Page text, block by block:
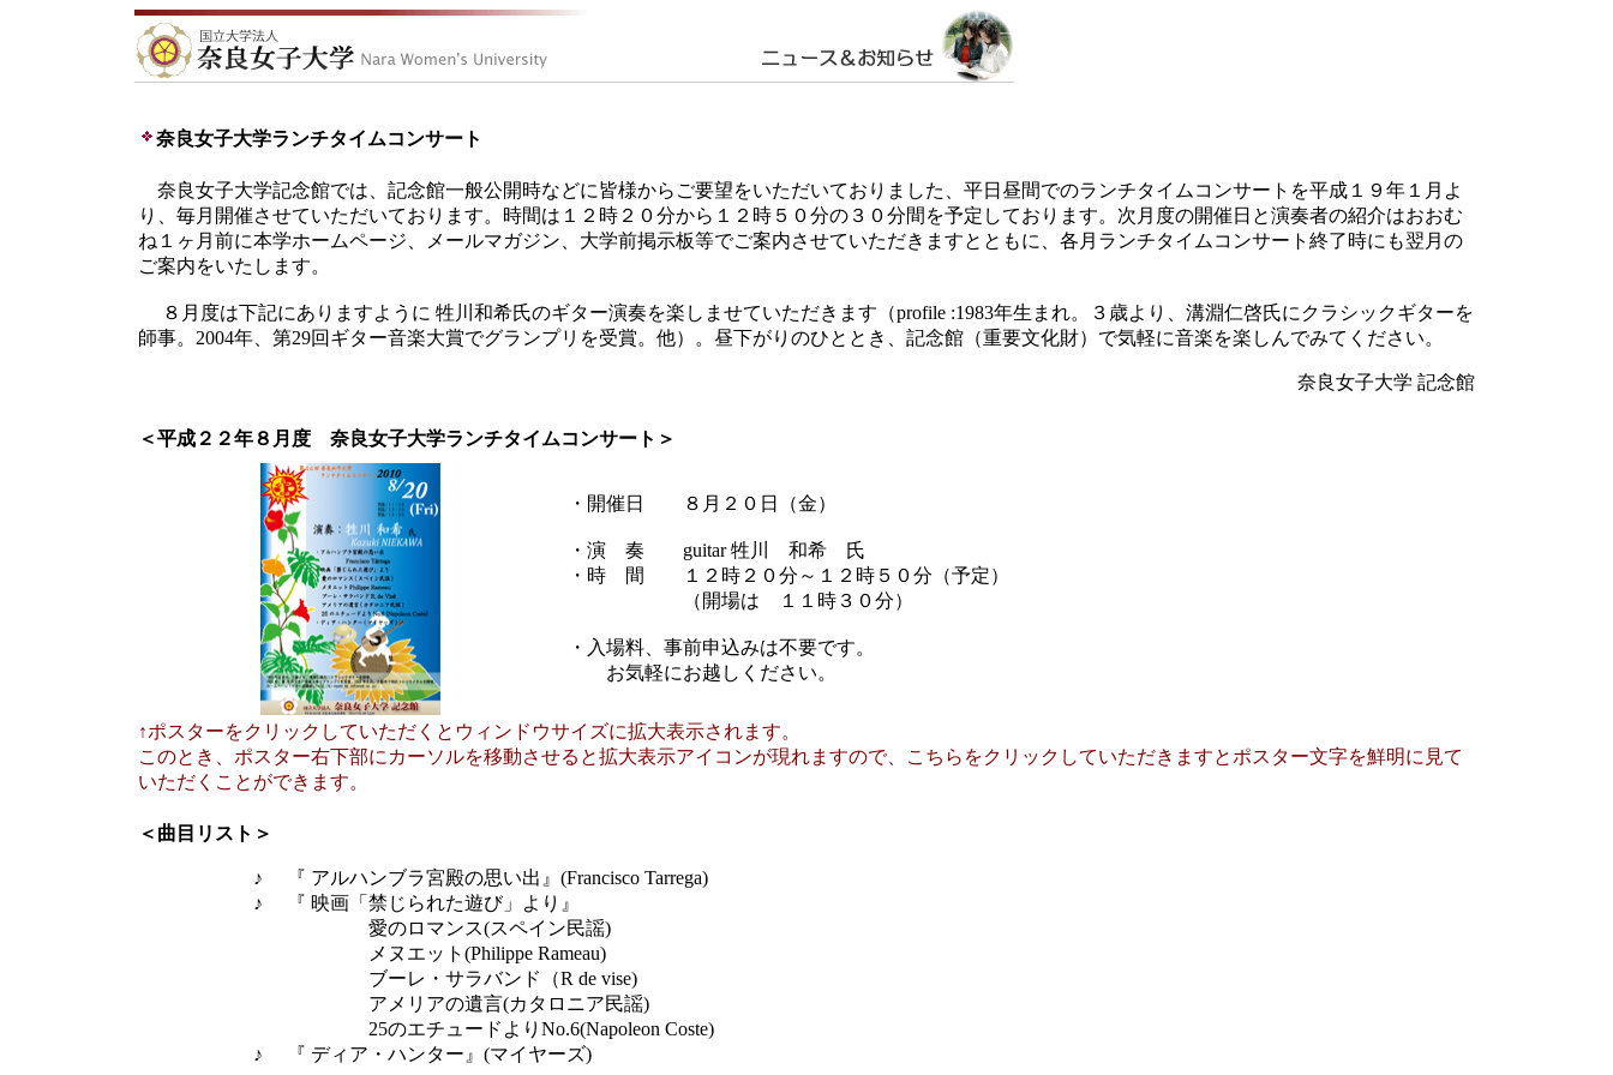
奈良女子大学ランチタイムコンサート
奈良女子大学記念館では、記念館一般公開時などに皆様からご要望をいただいておりました、平日昼間でのランチタイムコンサートを平成１９年１月よ
り、毎月開催させていただいております。時間は１２時２０分から１２時５０分の３０分間を予定しております。次月度の開催日と演奏者の紹介はおおむ
ね１ヶ月前に本学ホームページ、メールマガジン、大学前掲示板等でご案内させていただきますとともに、各月ランチタイムコンサート終了時にも翌月の
ご案内をいたします。
８月度は下記にありますように 牲川和希氏のギター演奏を楽しませていただきます（profile :1983年生まれ。３歳より、溝淵仁啓氏にクラシックギターを
師事。2004年、第29回ギター音楽大賞でグランプリを受賞。他）。昼下がりのひととき、記念館（重要文化財）で気軽に音楽を楽しんでみてください。
奈良女子大学 記念館
＜平成２２年８月度 奈良女子大学ランチタイムコンサート＞
・開催日 ８月２０日（金）
・演 奏 guitar 牲川 和希 氏
・時 間 １２時２０分～１２時５０分（予定）
（開場は １１時３０分）
・入場料、事前申込みは不要です。
お気軽にお越しください。
↑ポスターをクリックしていただくとウィンドウサイズに拡大表示されます。
このとき、ポスター右下部にカーソルを移動させると拡大表示アイコンが現れますので、こちらをクリックしていただきますとポスター文字を鮮明に見て
いただくことができます。
＜曲目リスト＞
♪ 『 アルハンブラ宮殿の思い出』(Francisco Tarrega)
♪ 『 映画「禁じられた遊び」より』
愛のロマンス(スペイン民謡)
メヌエット(Philippe Rameau)
ブーレ・サラバンド（R de vise)
アメリアの遺言(カタロニア民謡)
25のエチュードよりNo.6(Napoleon Coste)
♪ 『 ディア・ハンター』(マイヤーズ)